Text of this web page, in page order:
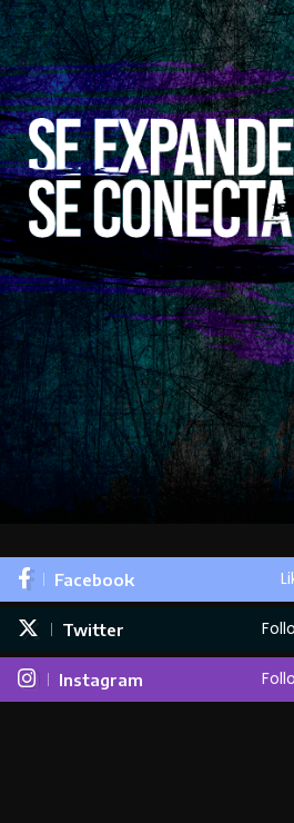
Facebook
Twitter
Instagram